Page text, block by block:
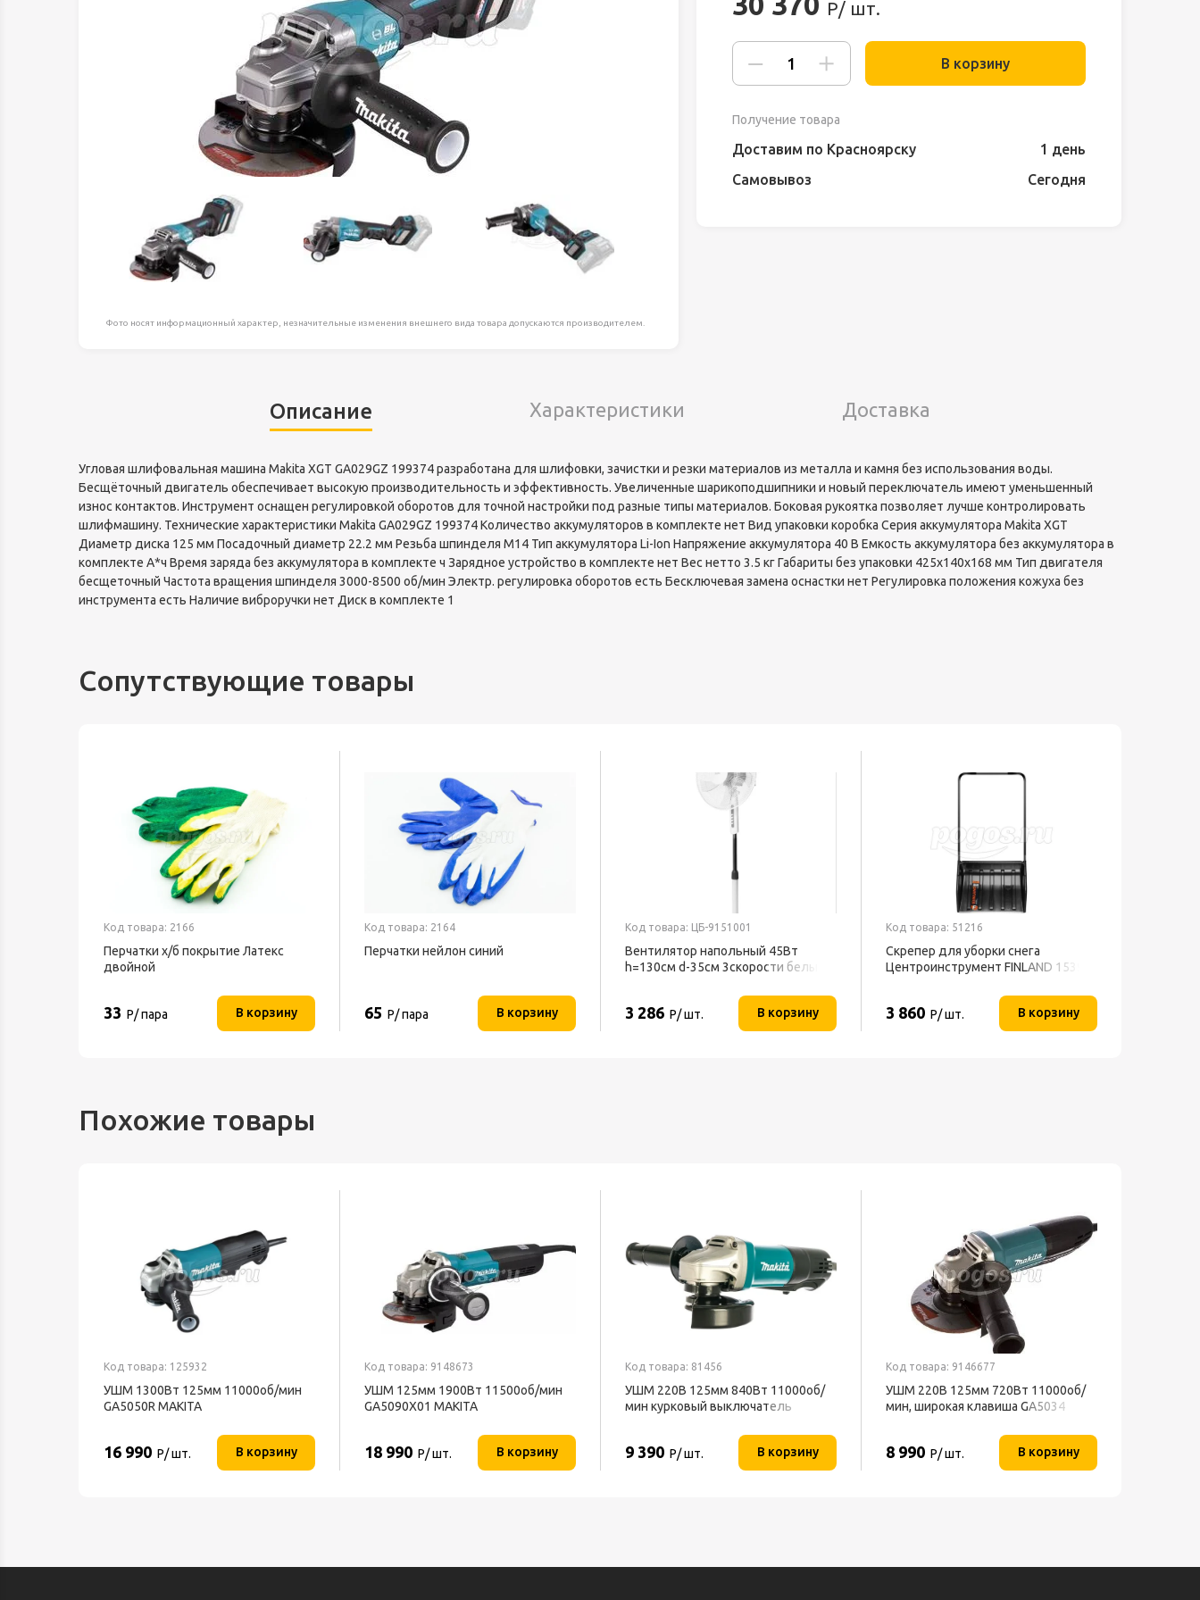
Оборудование для работ на
высоте
Пневматика, Гидравлика
Промышленная химия
Распродажа
Расходные материалы и
оснастка
Скобяные изделия
Такелаж
Фото носят информационный характер, незначительные изменения внешнего вида товара допускаются производителем.
Р/ шт.
В корзину
Получение товара
Доставим по Красноярску
1 день
Самовывоз
Сегодня
Описание Характеристики Доставка
Угловая шлифовальная машина Makita XGT GA029GZ 199374 разработана для шлифовки, зачистки и резки материалов из металла и камня без использования воды.
Бесщёточный двигатель обеспечивает высокую производительность и эффективность. Увеличенные шарикоподшипники и новый переключатель имеют уменьшенный
износ контактов. Инструмент оснащен регулировкой оборотов для точной настройки под разные типы материалов. Боковая рукоятка позволяет лучше контролировать
шлифмашину. Технические характеристики Makita GA029GZ 199374 Количество аккумуляторов в комплекте нет Вид упаковки коробка Серия аккумулятора Makita XGT
Диаметр диска 125 мм Посадочный диаметр 22.2 мм Резьба шпинделя М14 Тип аккумулятора Li-Ion Напряжение аккумулятора 40 В Емкость аккумулятора без аккумулятора в
комплекте А*ч Время заряда без аккумулятора в комплекте ч Зарядное устройство в комплекте нет Вес нетто 3.5 кг Габариты без упаковки 425х140х168 мм Тип двигателя
бесщеточный Частота вращения шпинделя 3000-8500 об/мин Электр. регулировка оборотов есть Бесключевая замена оснастки нет Регулировка положения кожуха без
инструмента есть Наличие виброручки нет Диск в комплекте 1
Сопутствующие товары
Код товара: 2166
Перчатки х/б покрытие Латекс
двойной
33 Р/ пара В корзину
Код товара: 2164
Перчатки нейлон синий
65 Р/ пара В корзину
Код товара: ЦБ-9151001
Вентилятор напольный 45Вт
h=130см d-35см 3скорости белый
3 286 Р/ шт. В корзину
Код товара: 51216
Скрепер для уборки снега
Центроинструмент FINLAND 1539
3 860 Р/ шт. В корзину
Похожие товары
Код товара: 125932
УШМ 1300Вт 125мм 11000об/мин
GA5050R MAKITA
16 990 Р/ шт. В корзину
Код товара: 9148673
УШМ 125мм 1900Вт 11500об/мин
GA5090X01 MAKITA
18 990 Р/ шт. В корзину
Код товара: 81456
УШМ 220В 125мм 840Вт 11000об/
мин курковый выключатель
9 390 Р/ шт. В корзину
Код товара: 9146677
УШМ 220В 125мм 720Вт 11000об/
мин, широкая клавиша GA5034
8 990 Р/ шт. В корзину